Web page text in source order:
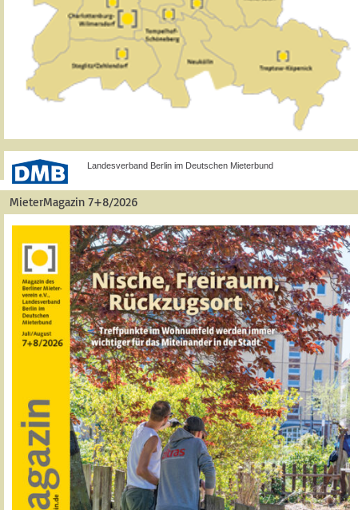
Landesverband Berlin im Deutschen Mieterbund
MieterMagazin 7+8/2026